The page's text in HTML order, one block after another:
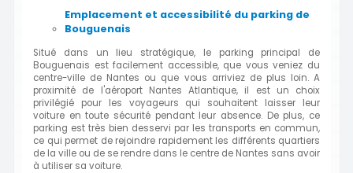
Emplacement et accessibilité du parking de
Bouguenais
Situé dans un lieu stratégique, le parking principal de
Bouguenais est facilement accessible, que vous veniez du
centre-ville de Nantes ou que vous arriviez de plus loin. A
proximité de l'aéroport Nantes Atlantique, il est un choix
privilégié pour les voyageurs qui souhaitent laisser leur
voiture en toute sécurité pendant leur absence. De plus, ce
parking est très bien desservi par les transports en commun,
ce qui permet de rejoindre rapidement les différents quartiers
de la ville ou de se rendre dans le centre de Nantes sans avoir
à utiliser sa voiture.